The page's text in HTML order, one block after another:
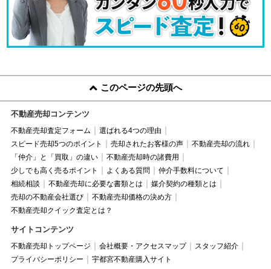
このページの先頭へ
不動産売却コンテンツ
不動産売却査定フォーム
選ばれる4つの理由
スピード売却5つのポイント
売却されたお客様の声
不動産売却の流れ
「仲介」と「買取」の違い
不動産売却時の諸費用
少しでも高く売るポイント
よくある質問
仲介手数料について
相続相談
不動産売却に必要な書類とは
媒介契約の種類とは
売却の不動産会社選び
不動産売却価格の決め方
不動産売却クイック査定とは？
サイトコンテンツ
不動産売却トップページ 会社概要・アクセスマップ
スタッフ紹介
プライバシーポリシー
宇都宮不動産購入サイト